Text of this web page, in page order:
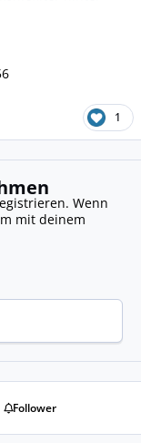
1
Wenn
mit deinem
Follower